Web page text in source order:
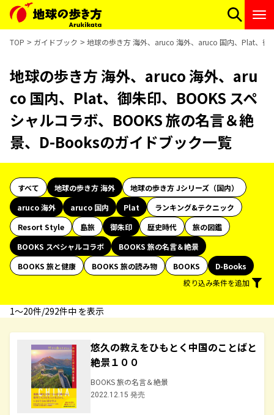
TOP ガイドブック 地球の歩き方 海外、aruco 海外、aruco 国内、Plat、御
地球の歩き方 海外、aruco 海外、aru
co 国内、Plat、御朱印、BOOKS スペ
シャルコラボ、BOOKS 旅の名言＆絶
景、D-Booksのガイドブック一覧
すべて 地球の歩き方 海外
地球の歩き方 Jシリーズ（国内）
aruco 海外
aruco 国内 Plat
ランキング&テクニック
Resort Style
島旅 御朱印 歴史時代
旅の図鑑
BOOKS スペシャルコラボ
BOOKS 旅の名言＆絶景
BOOKS 旅と健康
BOOKS 旅の読み物 BOOKS
D-Books
絞り込み条件を追加
1〜20件/292件中 を表示
悠久の教えをひもとく中国のことばと
絶景１００
BOOKS 旅の名言＆絶景
2022.12.15 発売